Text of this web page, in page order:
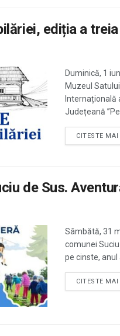
ediția a treia
Duminică, 1
Muzeul
Internațională
Județeană
CITESTE
de Sus.
Sâmbătă, 31
comunei
pe cinste, anul
CITESTE